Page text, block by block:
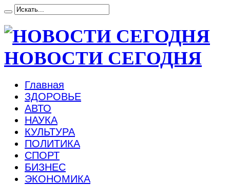
НОВОСТИ СЕГОДНЯ
Главная
ЗДОРОВЬЕ
АВТО
НАУКА
КУЛЬТУРА
ПОЛИТИКА
СПОРТ
БИЗНЕС
ЭКОНОМИКА